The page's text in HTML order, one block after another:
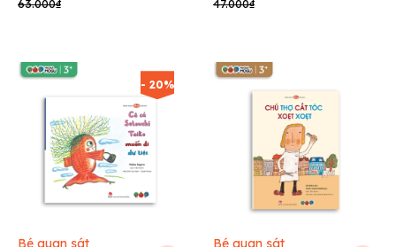
63.000₫ 47.000₫
- 20%
Bé quan sát Bé quan sát